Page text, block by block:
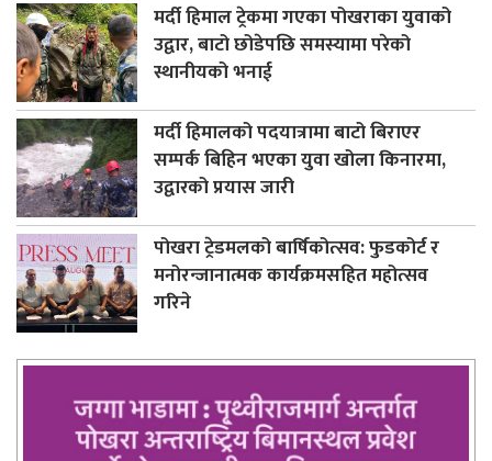
मर्दी हिमाल ट्रेकमा गएका पोखराका युवाको
उद्वार, बाटो छोडेपछि समस्यामा परेको
स्थानीयको भनाई
मर्दी हिमालको पदयात्रामा बाटो बिराएर
सम्पर्क बिहिन भएका युवा खोला किनारमा,
उद्वारको प्रयास जारी
पोखरा ट्रेडमलको बार्षिकोत्सव: फुडकोर्ट र
मनोरन्जानात्मक कार्यक्रमसहित महोत्सव
गरिने